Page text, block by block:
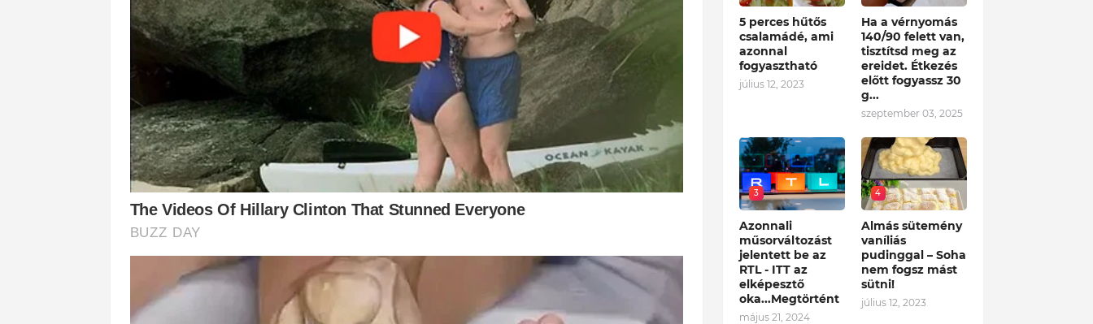
5 perces hűtős
csalamádé, ami
azonnal
fogyasztható
július 12, 2023
Ha a vérnyomás
140/90 felett van,
tisztítsd meg az
ereidet. Étkezés
előtt fogyassz 30
g...
szeptember 03, 2025
3
Azonnali
műsorváltozást
jelentett be az
RTL - ITT az
elképesztő
oka...Megtörtént
május 21, 2024
4
Almás sütemény
vaníliás
pudinggal – Soha
nem fogsz mást
sütni!
július 12, 2023